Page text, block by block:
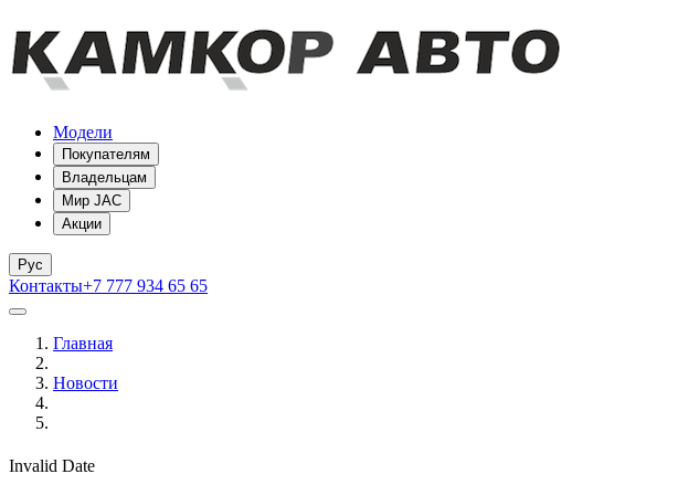
Модели
Покупателям
Владельцам
Мир JAC
Акции
Рус
Контакты+7 777 934 65 65
Главная
Новости
Invalid Date